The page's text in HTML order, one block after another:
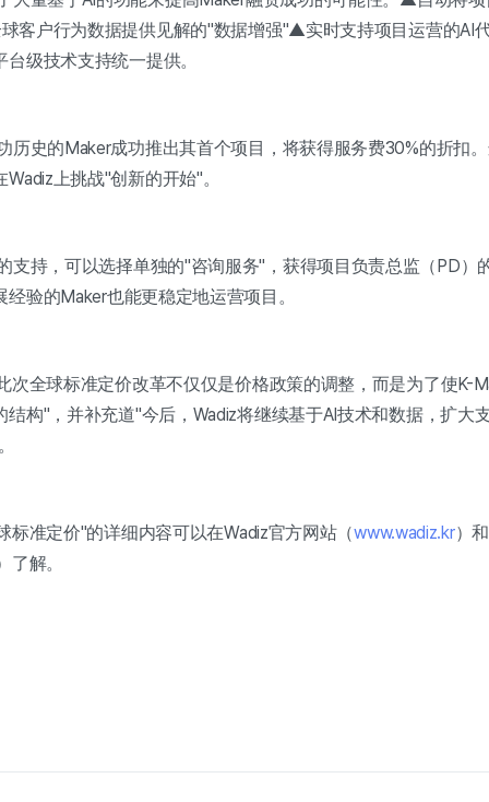
客户行为数据提供见解的"数据增强"▲实时支持项目运营的AI
级技术支持统一提供。
历史的Maker成功推出其首个项目，将获得服务费30%的折扣
上挑战"创新的开始"。
支持，可以选择单独的"咨询服务"，获得项目负责总监（PD）
验的Maker也能更稳定地运营项目。
次全球标准定价改革不仅仅是价格政策的调整，而是为了使K-
构"，并补充道"今后，Wadiz将继续基于AI技术和数据，扩大
标准定价"的详细内容可以在Wadiz官方网站（www.wadiz.kr）
了解。